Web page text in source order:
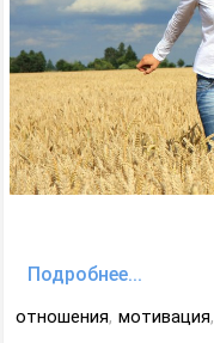
Подробнее...
отношения, мотивация,